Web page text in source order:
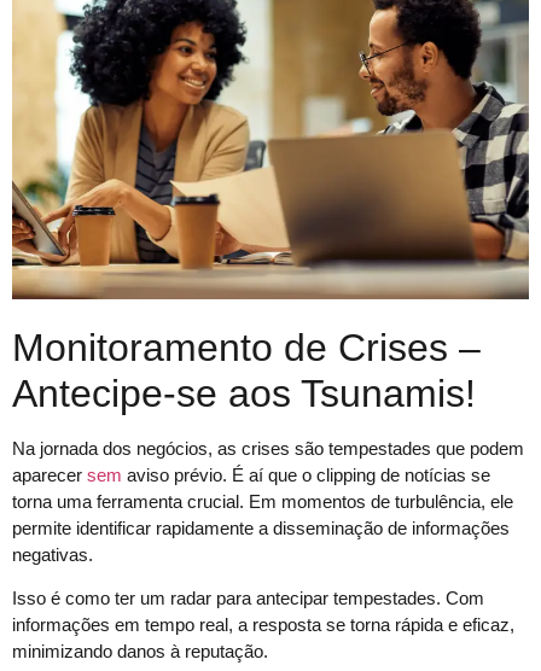
Monitoramento de Crises –
Antecipe-se aos Tsunamis!
Na jornada dos negócios, as crises são tempestades que podem
aparecer sem aviso prévio. É aí que o clipping de notícias se
torna uma ferramenta crucial. Em momentos de turbulência, ele
permite identificar rapidamente a disseminação de informações
negativas.
Isso é como ter um radar para antecipar tempestades. Com
informações em tempo real, a resposta se torna rápida e eficaz,
minimizando danos à reputação.